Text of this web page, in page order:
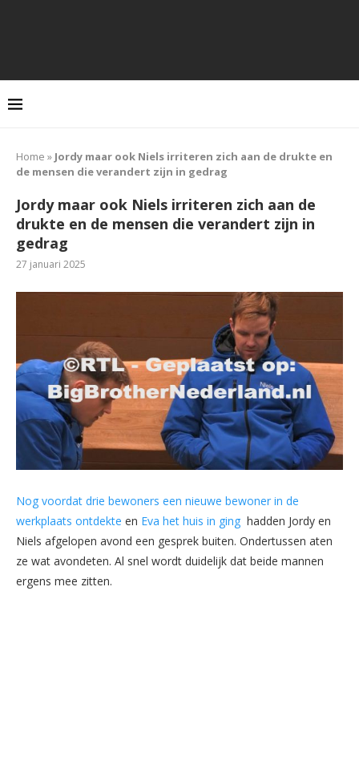
Home » Jordy maar ook Niels irriteren zich aan de drukte en
de mensen die verandert zijn in gedrag
Jordy maar ook Niels irriteren zich aan de
drukte en de mensen die verandert zijn in
gedrag
27 januari 2025
Nog voordat drie bewoners een nieuwe bewoner in de
werkplaats ontdekte en Eva het huis in ging hadden Jordy en
Niels afgelopen avond een gesprek buiten. Ondertussen aten
ze wat avondeten. Al snel wordt duidelijk dat beide mannen
ergens mee zitten.